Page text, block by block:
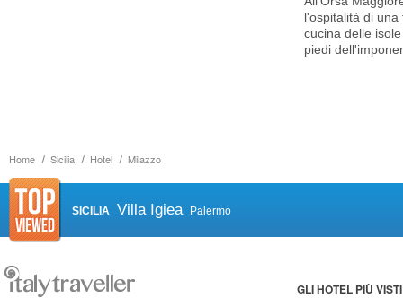
Home Sicilia Hotel Milazzo
l'ospitalità di
cucina delle
piedi
SICILIA Villa Igiea Palermo
GLI HOTEL PIÙ VISTI